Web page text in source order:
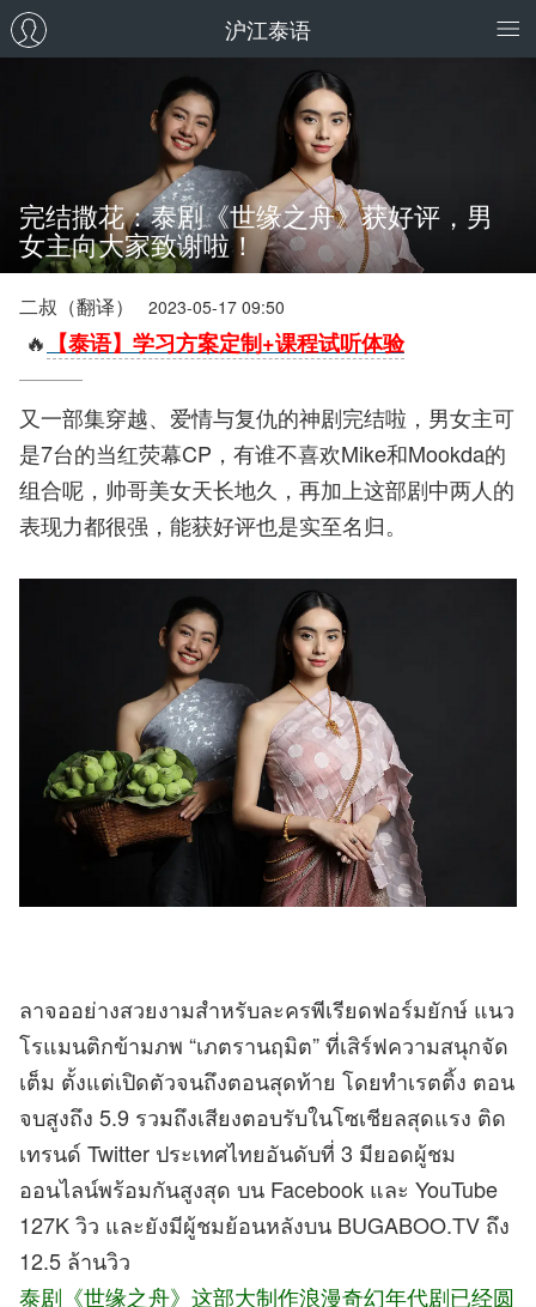
沪江泰语
完结撒花：泰剧《世缘之舟》获好评，男
女主向大家致谢啦！
二叔（翻译） 2023-05-17 09:50
🔥 【泰语】学习方案定制+课程试听体验
又一部集穿越、爱情与复仇的神剧完结啦，男女主可
是7台的当红荧幕CP，有谁不喜欢Mike和Mookda的
组合呢，帅哥美女天长地久，再加上这部剧中两人的
表现力都很强，能获好评也是实至名归。
ลาจออย่างสวยงามสำหรับละครพีเรียดฟอร์มยักษ์ แนว
โรแมนติกข้ามภพ “เภตรานฤมิต” ที่เสิร์ฟความสนุกจัด
เต็ม ตั้งแต่เปิดตัวจนถึงตอนสุดท้าย โดยทำเรตติ้ง ตอน
จบสูงถึง 5.9 รวมถึงเสียงตอบรับในโซเชียลสุดแรง ติด
เทรนด์ Twitter ประเทศไทยอันดับที่ 3 มียอดผู้ชม
ออนไลน์พร้อมกันสูงสุด บน Facebook และ YouTube
127K วิว และยังมีผู้ชมย้อนหลังบน BUGABOO.TV ถึง
12.5 ล้านวิว
泰剧《世缘之舟》这部大制作浪漫奇幻年代剧已经圆